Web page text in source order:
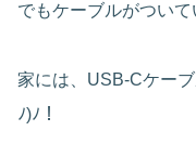
でもケーブルがつい
家には、USB-Cケー
ﾉ)ﾉ！